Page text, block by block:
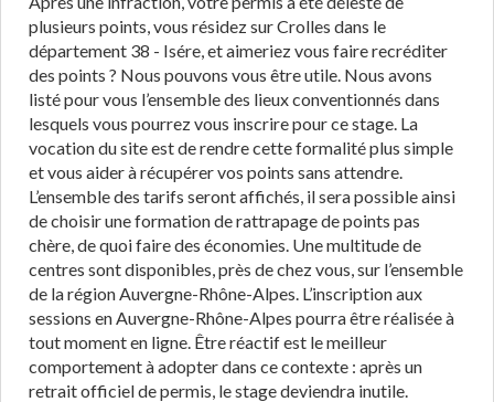
plusieurs points, vous résidez sur Crolles dans le
département 38 - Isére, et aimeriez vous faire recréditer
des points ? Nous pouvons vous être utile. Nous avons
listé pour vous l’ensemble des lieux conventionnés dans
lesquels vous pourrez vous inscrire pour ce stage. La
vocation du site est de rendre cette formalité plus simple
et vous aider à récupérer vos points sans attendre.
L’ensemble des tarifs seront affichés, il sera possible ainsi
de choisir une formation de rattrapage de points pas
chère, de quoi faire des économies. Une multitude de
centres sont disponibles, près de chez vous, sur l’ensemble
de la région Auvergne-Rhône-Alpes. L’inscription aux
sessions en Auvergne-Rhône-Alpes pourra être réalisée à
tout moment en ligne. Être réactif est le meilleur
comportement à adopter dans ce contexte : après un
retrait officiel de permis, le stage deviendra inutile.